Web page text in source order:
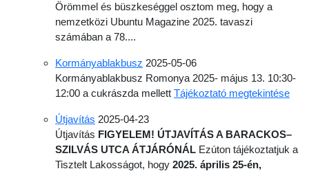
Örömmel és büszkeséggel osztom meg, hogy a
nemzetközi Ubuntu Magazine 2025. tavaszi
számában a 78....
Kormányablakbusz 2025-05-06
Kormányablakbusz Romonya 2025- május 13. 10:30-
12:00 a cukrászda mellett Tájékoztató megtekintése
Útjavítás 2025-04-23
Útjavítás FIGYELEM! ÚTJAVÍTÁS A BARACKOS–
SZILVÁS UTCA ÁTJÁRÓNÁL Ezúton tájékoztatjuk a
Tisztelt Lakosságot, hogy 2025. április 25-én,